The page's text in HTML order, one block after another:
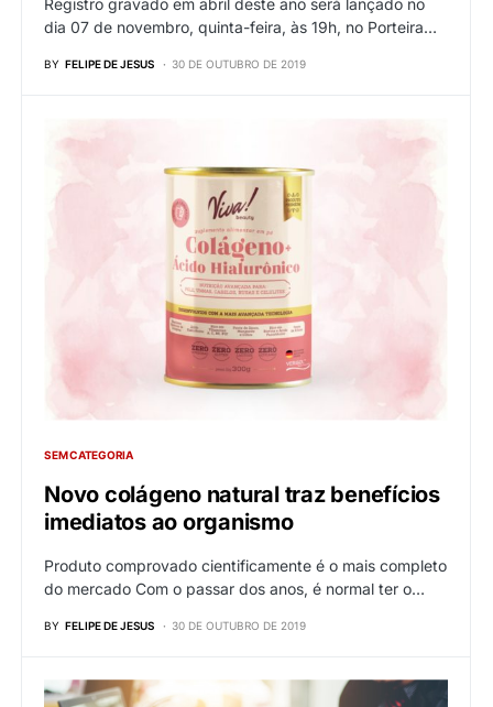
Registro gravado em abril deste ano será lançado no
dia 07 de novembro, quinta-feira, às 19h, no Porteira…
BY FELIPE DE JESUS 30 DE OUTUBRO DE 2019
SEM CATEGORIA
Novo colágeno natural traz benefícios
imediatos ao organismo
Produto comprovado cientificamente é o mais completo
do mercado Com o passar dos anos, é normal ter o…
BY FELIPE DE JESUS 30 DE OUTUBRO DE 2019